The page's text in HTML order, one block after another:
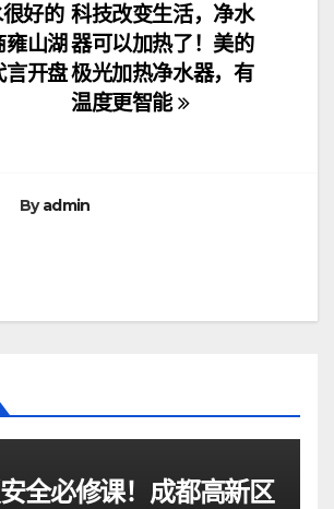
科技改变生活，净水
器可以加热了！美的
极光加热净水器，有
温度更智能
好的
雍山湖
言开盘
Byadmin
全必修课！成都高新区